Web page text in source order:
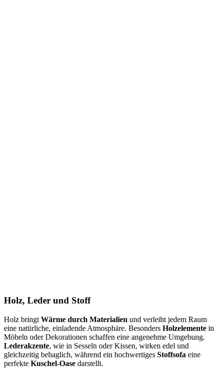
Holz, Leder und Stoff
Holz bringt Wärme durch Materialien und verleiht jedem Raum
eine natürliche, einladende Atmosphäre. Besonders Holzelemente in
Möbeln oder Dekorationen schaffen eine angenehme Umgebung.
Lederakzente, wie in Sesseln oder Kissen, wirken edel und
gleichzeitig behaglich, während ein hochwertiges Stoffsofa eine
perfekte Kuschel-Oase darstellt.